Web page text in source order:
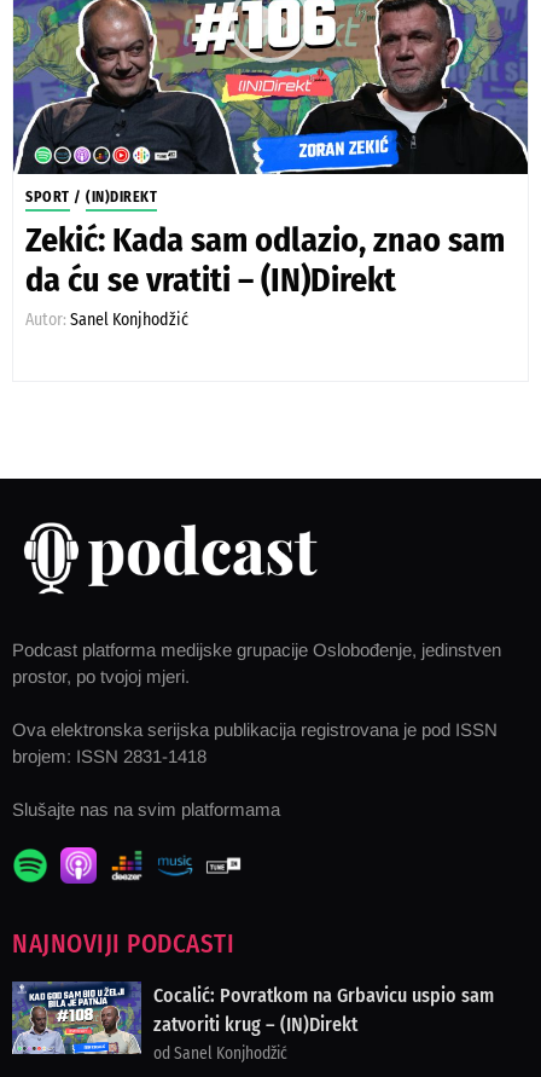
SPORT / (IN)DIREKT
Zekić: Kada sam odlazio, znao sam
da ću se vratiti – (IN)Direkt
Autor: Sanel Konjhodžić
Podcast platforma medijske grupacije Oslobođenje, jedinstven
prostor, po tvojoj mjeri.
Ova elektronska serijska publikacija registrovana je pod ISSN
brojem: ISSN 2831-1418
Slušajte nas na svim platformama
NAJNOVIJI PODCASTI
Cocalić: Povratkom na Grbavicu uspio sam
zatvoriti krug – (IN)Direkt
od Sanel Konjhodžić